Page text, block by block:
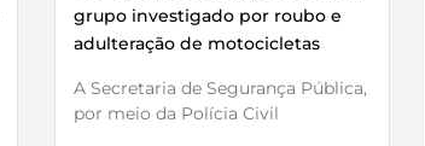
grupo investigado por roubo e
adulteração de motocicletas
A Secretaria de Segurança Pública,
por meio da Polícia Civil